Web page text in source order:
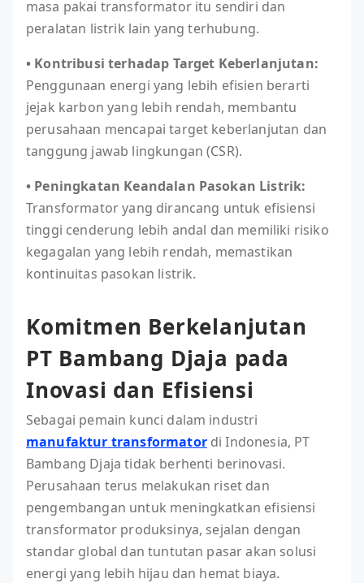
masa pakai transformator itu sendiri dan
peralatan listrik lain yang terhubung.
• Kontribusi terhadap Target Keberlanjutan:
Penggunaan energi yang lebih efisien berarti
jejak karbon yang lebih rendah, membantu
perusahaan mencapai target keberlanjutan dan
tanggung jawab lingkungan (CSR).
• Peningkatan Keandalan Pasokan Listrik:
Transformator yang dirancang untuk efisiensi
tinggi cenderung lebih andal dan memiliki risiko
kegagalan yang lebih rendah, memastikan
kontinuitas pasokan listrik.
Komitmen Berkelanjutan
PT Bambang Djaja pada
Inovasi dan Efisiensi
Sebagai pemain kunci dalam industri
manufaktur transformatordi Indonesia, PT
Bambang Djaja tidak berhenti berinovasi.
Perusahaan terus melakukan riset dan
pengembangan untuk meningkatkan efisiensi
transformator produksinya, sejalan dengan
standar global dan tuntutan pasar akan solusi
energi yang lebih hijau dan hemat biaya.